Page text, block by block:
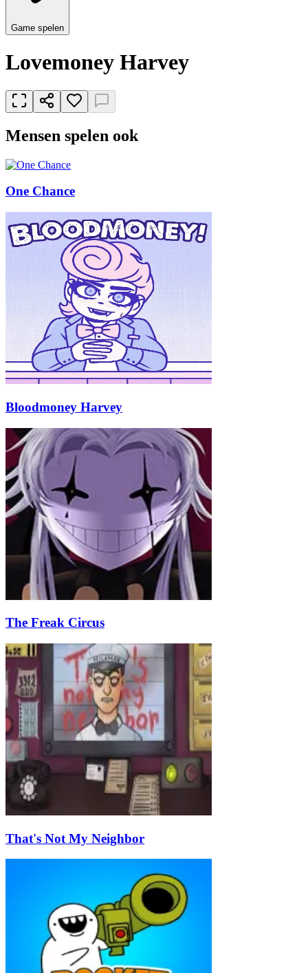
Game spelen
Lovemoney Harvey
Mensen spelen ook
One Chance
Bloodmoney Harvey
The Freak Circus
That's Not My Neighbor